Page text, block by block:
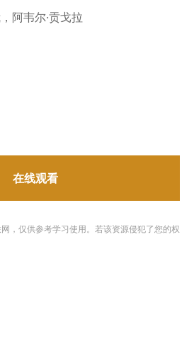
阿韦尔·贡戈拉
在线观看
，仅供参考学习使用。若该资源侵犯了您的权